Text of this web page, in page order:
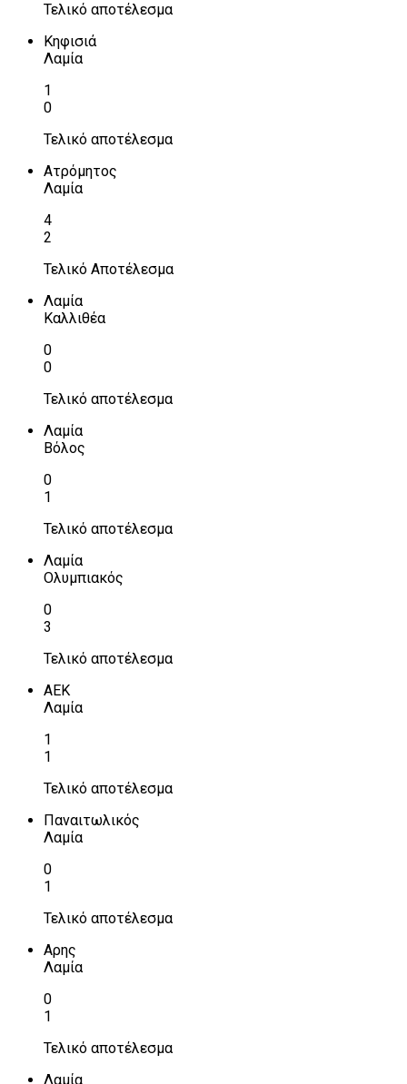
Τελικό αποτέλεσμα
Κηφισιά
Λαμία
1
0
Τελικό αποτέλεσμα
Ατρόμητος
Λαμία
4
2
Τελικό Αποτέλεσμα
Λαμία
Καλλιθέα
0
0
Τελικό αποτέλεσμα
Λαμία
Βόλος
0
1
Τελικό αποτέλεσμα
Λαμία
Ολυμπιακός
0
3
Τελικό αποτέλεσμα
ΑΕΚ
Λαμία
1
1
Τελικό αποτέλεσμα
Παναιτωλικός
Λαμία
0
1
Τελικό αποτέλεσμα
Αρης
Λαμία
0
1
Τελικό αποτέλεσμα
Λαμία